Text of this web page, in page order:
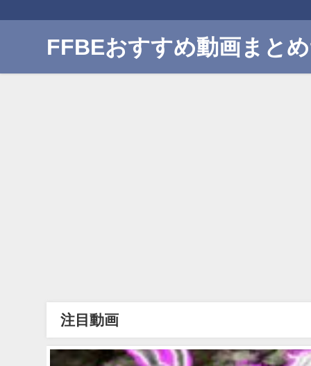
FFBEおすすめ動画まと
注目動画